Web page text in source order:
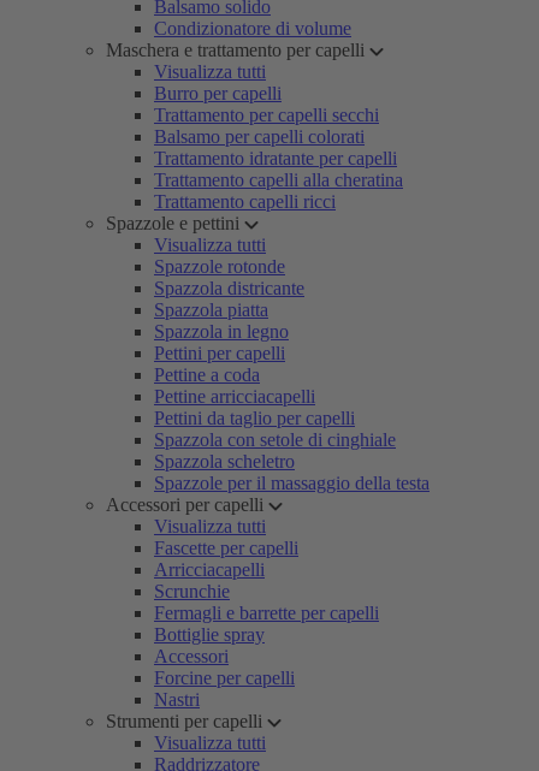
Balsamo solido
Condizionatore di volume
Maschera e trattamento per capelli
Visualizza tutti
Burro per capelli
Trattamento per capelli secchi
Balsamo per capelli colorati
Trattamento idratante per capelli
Trattamento capelli alla cheratina
Trattamento capelli ricci
Spazzole e pettini
Visualizza tutti
Spazzole rotonde
Spazzola districante
Spazzola piatta
Spazzola in legno
Pettini per capelli
Pettine a coda
Pettine arricciacapelli
Pettini da taglio per capelli
Spazzola con setole di cinghiale
Spazzola scheletro
Spazzole per il massaggio della testa
Accessori per capelli
Visualizza tutti
Fascette per capelli
Arricciacapelli
Scrunchie
Fermagli e barrette per capelli
Bottiglie spray
Accessori
Forcine per capelli
Nastri
Strumenti per capelli
Visualizza tutti
Raddrizzatore